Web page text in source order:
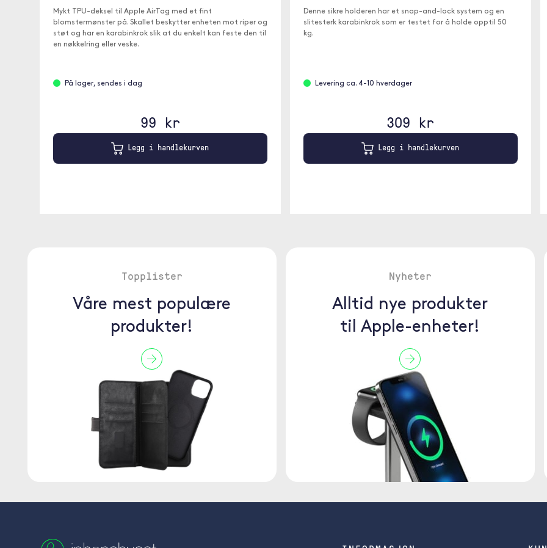
Mykt TPU-deksel til Apple AirTag med et fint
blomstermønster på. Skallet beskytter enheten mot riper og
støt og har en karabinkrok slik at du enkelt kan feste den til
en nøkkelring eller veske.
På lager, sendes i dag
99 kr
Legg i handlekurven
Denne sikre holderen har et snap-and-lock system og en
slitesterk karabinkrok som er testet for å holde opptil 50
kg.
Levering ca. 4-10 hverdager
309 kr
Legg i handlekurven
Topplister
Våre mest populære
produkter!
Nyheter
Alltid nye produkter
til Apple-enheter!